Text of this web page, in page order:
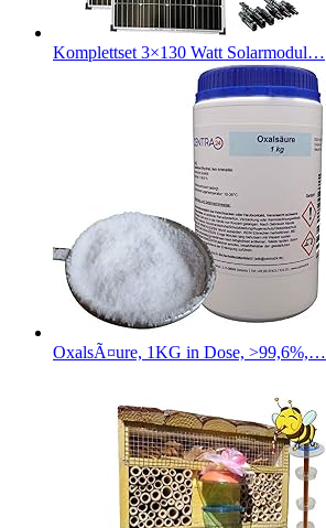
Komplettset 3×130 Watt Solarmodul…
OxalsÃ¤ure, 1KG in Dose, >99,6%,…